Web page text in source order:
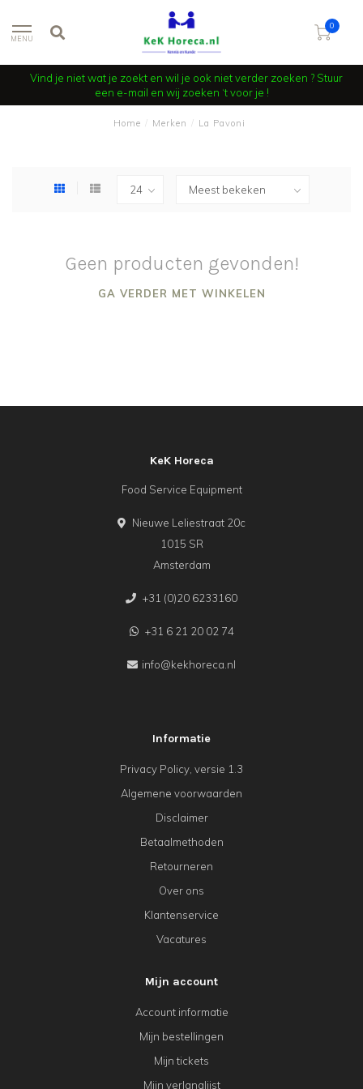
MENU
0
Vind je niet wat je zoekt en wil je ook niet verder zoeken ? Stuur
een e-mail en wij zoeken ‘t voor je !
Home Merken La Pavoni
Geen producten gevonden!
GA VERDER MET WINKELEN
KeK Horeca
Food Service Equipment
Nieuwe Leliestraat 20c
1015 SR
Amsterdam
+31 (0)20 6233160
+31 6 21 20 02 74
info@kekhoreca.nl
Informatie
Privacy Policy, versie 1.3
Algemene voorwaarden
Disclaimer
Betaalmethoden
Retourneren
Over ons
Klantenservice
Vacatures
Mijn account
Account informatie
Mijn bestellingen
Mijn tickets
Mijn verlanglijst